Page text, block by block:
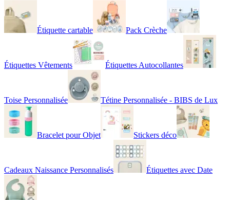
Étiquette cartable Pack Crèche
Étiquettes Vêtements Étiquettes Autocollantes
Toise Personnalisée Tétine Personnalisée - BIBS de Lux
Bracelet pour Objet Stickers déco
Cadeaux Naissance Personnalisés Étiquettes avec Date